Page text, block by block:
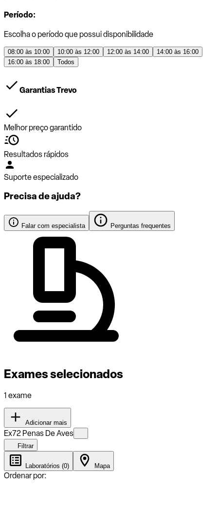
Período:
Escolha o período que possui disponibilidade
08:00 às 10:00 10:00 às 12:00 12:00 às 14:00
14:00 às 16:00
16:00 às 18:00
Todos
Garantias Trevo
Melhor preço garantido
Resultados rápidos
Suporte especializado
Precisa de ajuda?
Falar com especialista Perguntas frequentes
Exames selecionados
1 exame
Adicionar mais
Ex72 Penas De Aves
Filtrar
Laboratórios (0) Mapa
Ordenar por: